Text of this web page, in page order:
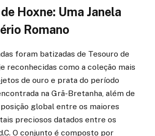
Hoxne: Uma Janela
Romano
foram batizadas de Tesouro de
reconhecidas como a coleção mais
de ouro e prata do período
na Grã-Bretanha, além de
global entre os maiores
preciosos datados entre os
O conjunto é composto por